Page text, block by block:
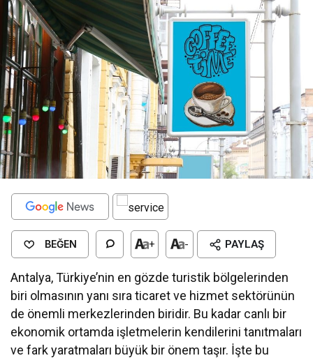
BEĞEN + - PAYLAŞ
Antalya, Türkiye’nin en gözde turistik bölgelerinden
biri olmasının yanı sıra ticaret ve hizmet sektörünün
de önemli merkezlerinden biridir. Bu kadar canlı bir
ekonomik ortamda işletmelerin kendilerini tanıtmaları
ve fark yaratmaları büyük bir önem taşır. İşte bu